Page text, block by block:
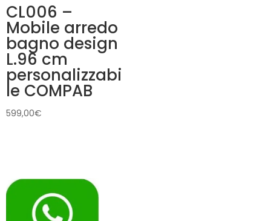
CL006 –
Mobile arredo
bagno design
L.96 cm
personalizzabi
le COMPAB
599,00€